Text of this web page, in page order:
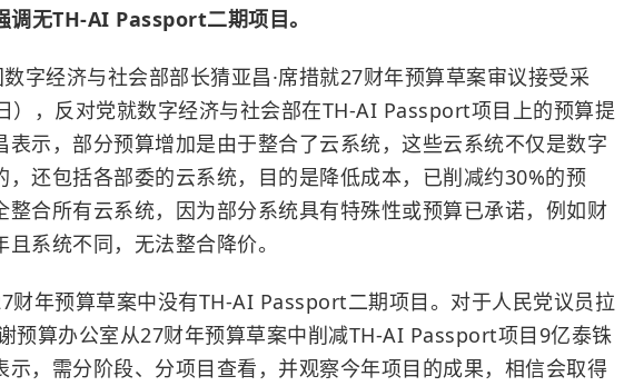
调无TH-AI Passport二期项目。
字经济与社会部部长猜亚昌·席措就27财年预算草案审议接受采
），反对党就数字经济与社会部在TH-AI Passport项目上的预算提
表示，部分预算增加是由于整合了云系统，这些云系统不仅是数字
，还包括各部委的云系统，目的是降低成本，已削减约30%的预
整合所有云系统，因为部分系统具有特殊性或预算已承诺，例如财
系统不同，无法整合降价。
财年预算草案中没有TH-AI Passport二期项目。对于人民党议员拉
预算办公室从27财年预算草案中削减TH-AI Passport项目9亿泰铢
示，需分阶段、分项目查看，并观察今年项目的成果，相信会取得